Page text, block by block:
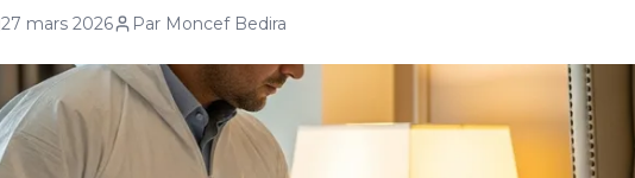
27 mars 2026 Par Moncef Bedira